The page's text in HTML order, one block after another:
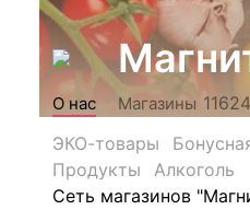
О нас Магазины 11624
ЭКО-товары
Продукты
Алкоголь
Сеть магазинов